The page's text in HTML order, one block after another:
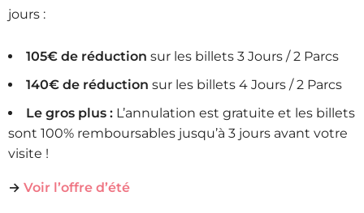
jours :
105€ de réduction sur les billets 3 Jours / 2 Parcs
140€ de réduction sur les billets 4 Jours / 2 Parcs
Le gros plus : L’annulation est gratuite et les billets
sont 100% remboursables jusqu’à 3 jours avant votre
visite !
→ Voir l’offre d’été